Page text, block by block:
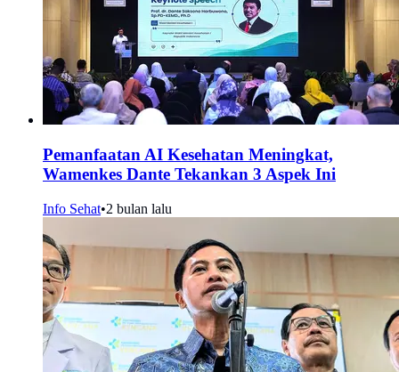
Pemanfaatan AI Kesehatan Meningkat,
Wamenkes Dante Tekankan 3 Aspek Ini
Info Sehat•2 bulan lalu